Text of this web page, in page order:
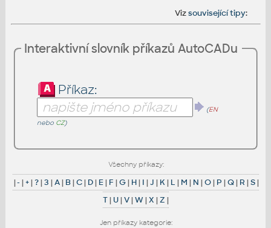
Vizsouvisející tipy:
Interaktivní slovník příkazů AutoCADu
Příkaz:
(EN
nebo CZ)
Všechny příkazy:
|- |+|?|3 |A| B|C| D| E| F |G| H| I |J | K| L | M | N |O| P |Q| R |S|
T| U|V|W|X |Z |
Jen příkazy kategorie: